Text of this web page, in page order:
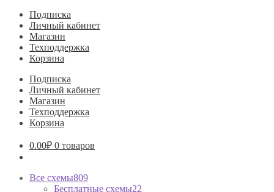
Подписка
Личный кабинет
Магазин
Техподдержка
Корзина
Подписка
Личный кабинет
Магазин
Техподдержка
Корзина
0.00₽ 0 товаров
Все схемы809
Бесплатные схемы22